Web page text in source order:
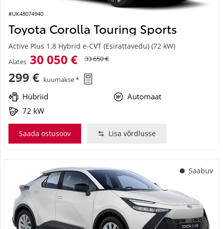
#UK48074940
Toyota Corolla Touring Sports
Active Plus 1.8 Hybrid e-CVT (Esirattavedu) (72 kW)
Alates 30 050 € 33 650 €
299 € kuumakse *
Hübriid
Automaat
72 kW
Saada ostusoov Lisa võrdlusse
Saabuv